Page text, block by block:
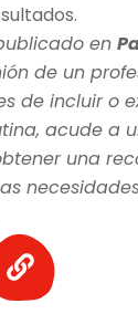
en
de un
de incluir o
acude a
una